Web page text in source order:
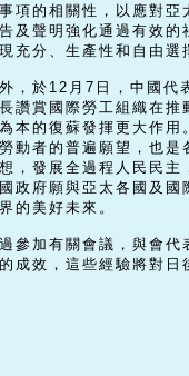
項的相關性，以應對
及聲明強化通過有效
充分、生產性和自由
，於12月7日，中國代
讚賞國際勞工組織在
本的復蘇發揮更大作
動者的普遍願望，也
，發展全過程人民民
政府願與亞太各國及
的美好未來。
參加有關會議，與會
成效，這些經驗將對